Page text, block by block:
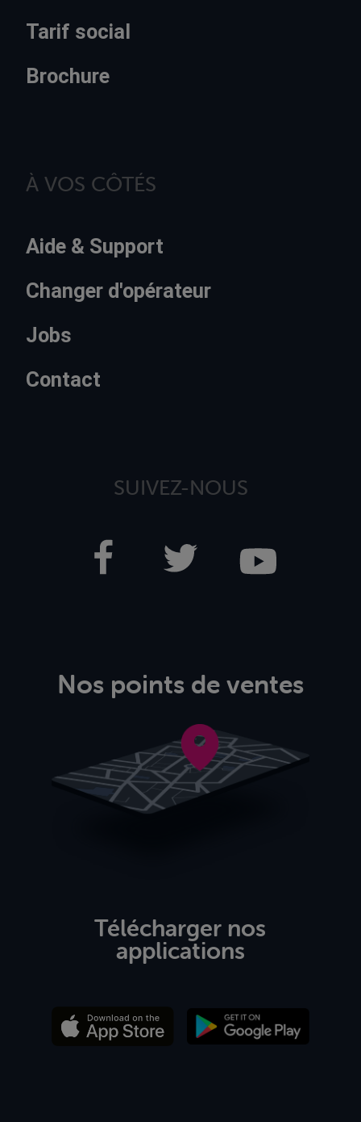
Tarif social
Brochure
À VOS CÔTÉS
Aide & Support
Changer d'opérateur
Jobs
Contact
SUIVEZ-NOUS
Nos points de ventes
Télécharger nos
applications